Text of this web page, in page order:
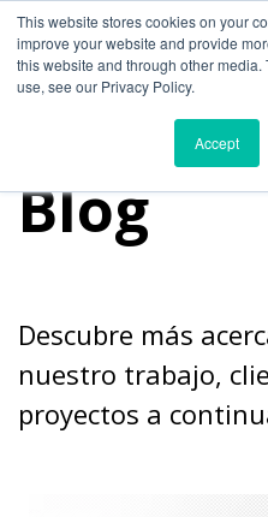
This website stores cookies on your
improve your website and provide
this website and through other
use, see our Privacy Policy.
Accept
Blog
Descubre más
nuestro trabajo,
proyectos a